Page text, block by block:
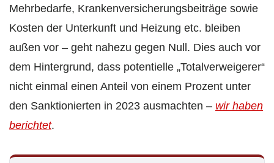
Mehrbedarfe, Krankenversicherungsbeiträge sowie
Kosten der Unterkunft und Heizung etc. bleiben
außen vor – geht nahezu gegen Null. Dies auch vor
dem Hintergrund, dass potentielle „Totalverweigerer“
nicht einmal einen Anteil von einem Prozent unter
den Sanktionierten in 2023 ausmachten – wir haben
berichtet.